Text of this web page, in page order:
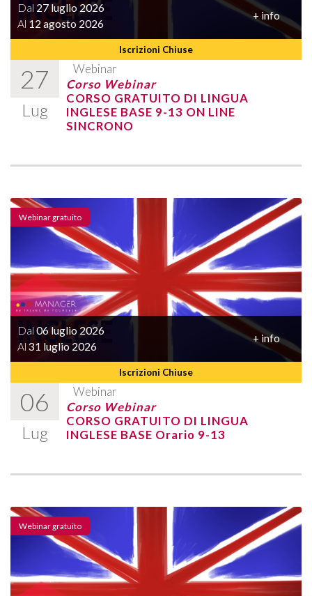
Iscrizioni Chiuse
Dal 27 luglio 2026
Al12 agosto 2026
+ info
27
Lug
Webinar
Corso Webinar
CORSO GRATUITO DI LINGUA
INGLESE BASE 9-13 ON LINE
SINCRONO
Iscrizioni Chiuse
Dal 06 luglio 2026
Al31 luglio 2026
+ info
06
Lug
Webinar
Webinar gratuito
Corso Webinar
CORSO GRATUITO DI LINGUA
INGLESE BASE Orario 9-13
Webinar gratuito